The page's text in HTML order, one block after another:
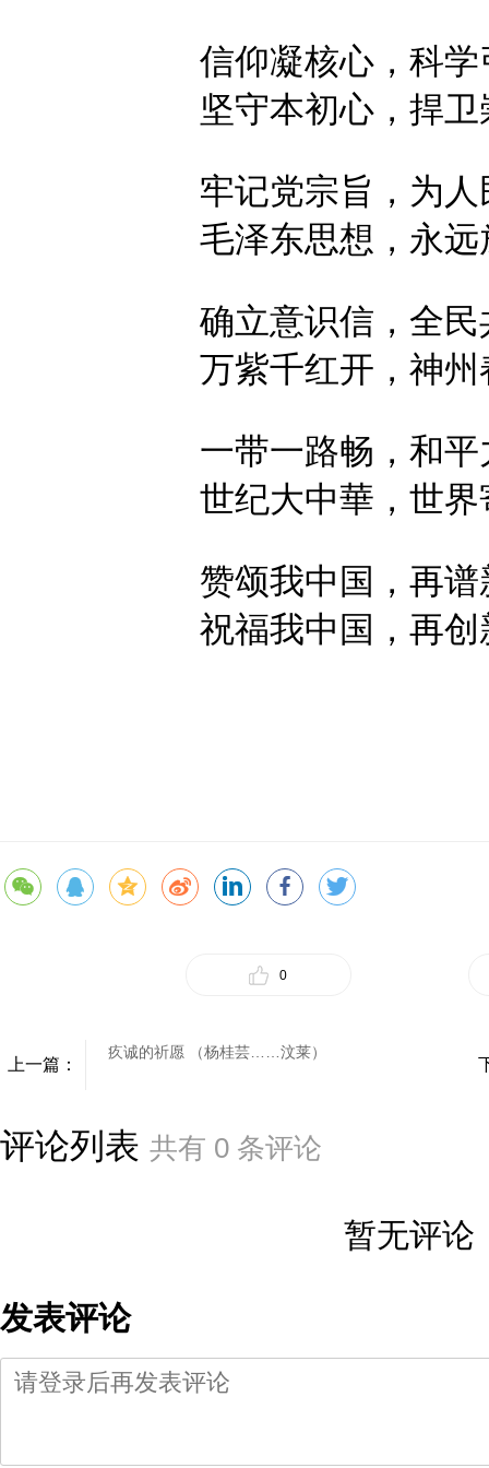
信仰凝核心， 科学
坚守本初心， 捍卫
牢记党宗旨， 为
毛泽东思想， 永
确立意识信， 全民
万紫千红开， 神州
一带一路畅， 和平
世纪大中華， 世界
赞颂我中国， 再谱
祝福我中国， 再创
0
上一篇：
疚诚的祈愿 （杨桂芸……汶莱）
评论列表 共有 0 条评论
暂无评论
发表评论